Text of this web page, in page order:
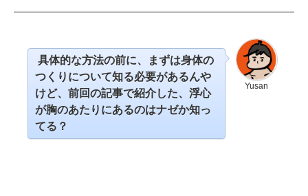
Yusan
具体的な方法の前に、まずは身体の
つくりについて知る必要があるんや
けど、前回の記事で紹介した、浮心
が胸のあたりにあるのはナゼか知っ
てる？